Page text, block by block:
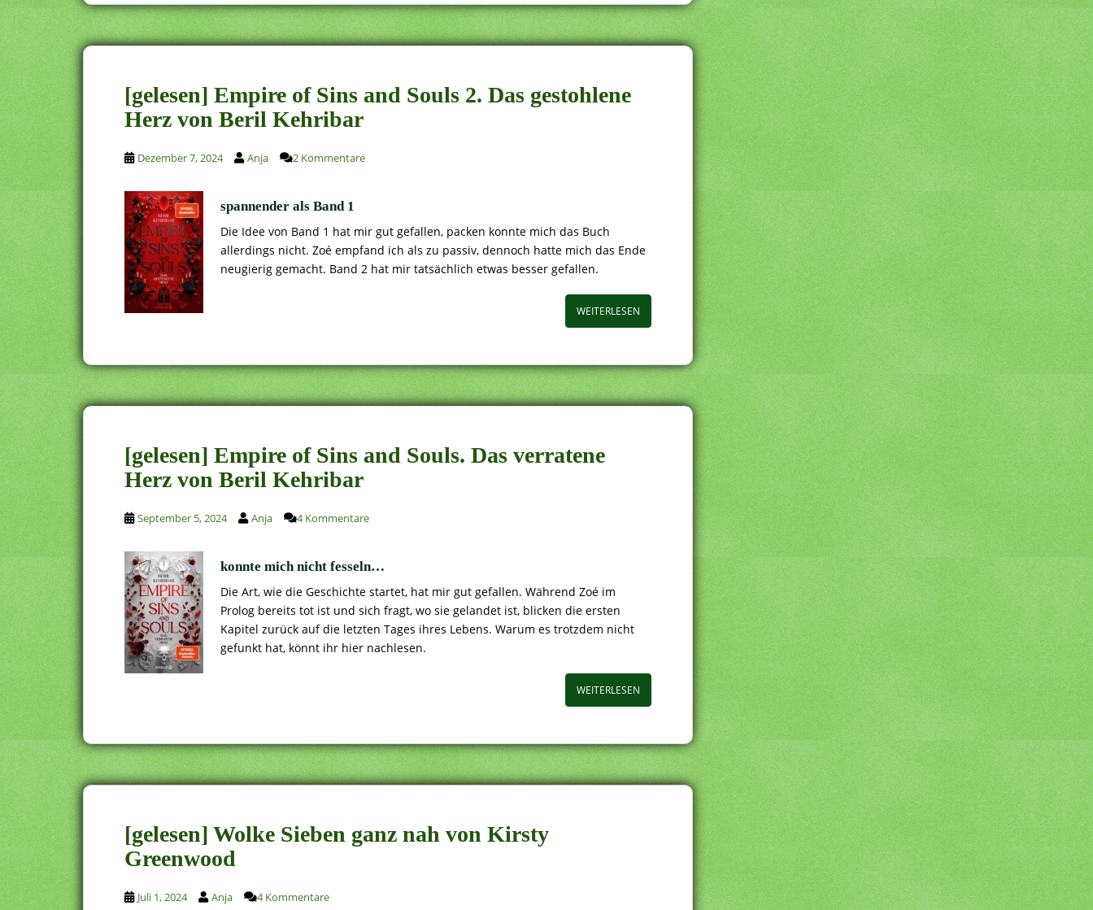
[gelesen] Empire of Sins and Souls 2. Das gestohlene
Herz von Beril Kehribar
Dezember 7, 2024 Anja 2 Kommentare
spannender als Band 1
Die Idee von Band 1 hat mir gut gefallen, packen konnte mich das Buch
allerdings nicht. Zoé empfand ich als zu passiv, dennoch hatte mich das Ende
neugierig gemacht. Band 2 hat mir tatsächlich etwas besser gefallen.
WEITERLESEN
[gelesen] Empire of Sins and Souls. Das verratene
Herz von Beril Kehribar
September 5, 2024 Anja 4 Kommentare
konnte mich nicht fesseln…
Die Art, wie die Geschichte startet, hat mir gut gefallen. Während Zoé im
Prolog bereits tot ist und sich fragt, wo sie gelandet ist, blicken die ersten
Kapitel zurück auf die letzten Tages ihres Lebens. Warum es trotzdem nicht
gefunkt hat, könnt ihr hier nachlesen.
WEITERLESEN
[gelesen] Wolke Sieben ganz nah von Kirsty
Greenwood
Juli 1, 2024 Anja 4 Kommentare